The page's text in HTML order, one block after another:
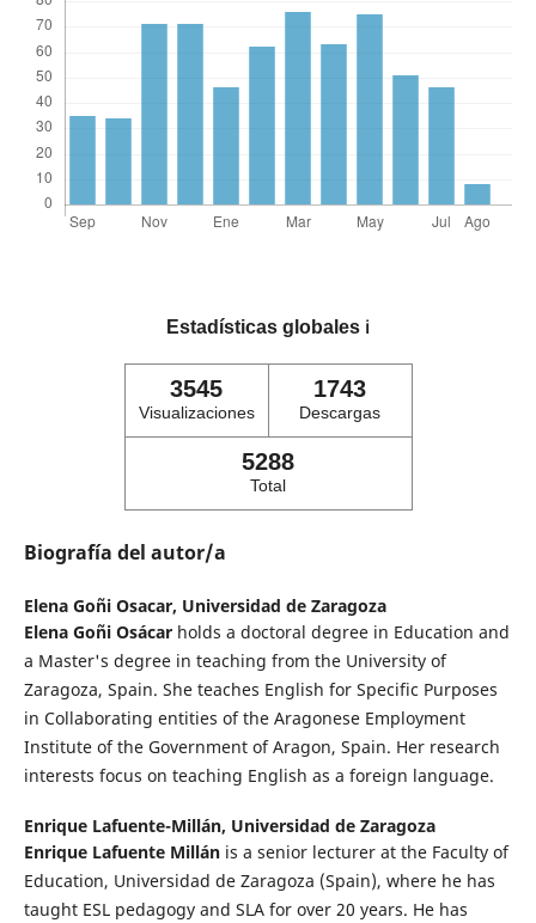
Estadísticas globales ℹ️
3545
Visualizaciones
1743
Descargas
5288
Total
Biografía del autor/a
Elena Goñi Osacar, Universidad de Zaragoza
Elena Goñi Osácarholds a doctoral degree in Education and
a Master's degree in teaching from the University of
Zaragoza, Spain. She teaches English for Specific Purposes
in Collaborating entities of the Aragonese Employment
Institute of the Government of Aragon, Spain. Her research
interests focus on teaching English as a foreign language.
Enrique Lafuente-Millán, Universidad de Zaragoza
Enrique Lafuente Millánis a senior lecturer at the Faculty of
Education, Universidad de Zaragoza (Spain), where he has
taught ESL pedagogy and SLA for over 20 years. He has